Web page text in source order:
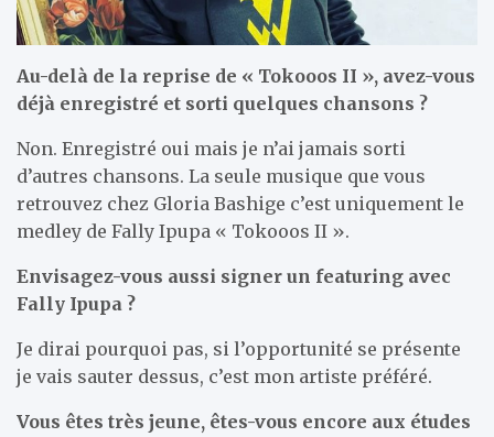
Au-delà de la reprise de « Tokooos II », avez-vous
déjà enregistré et sorti quelques chansons ?
Non. Enregistré oui mais je n’ai jamais sorti
d’autres chansons. La seule musique que vous
retrouvez chez Gloria Bashige c’est uniquement le
medley de Fally Ipupa « Tokooos II ».
Envisagez-vous aussi signer un featuring avec
Fally Ipupa ?
Je dirai pourquoi pas, si l’opportunité se présente
je vais sauter dessus, c’est mon artiste préféré.
Vous êtes très jeune, êtes-vous encore aux études